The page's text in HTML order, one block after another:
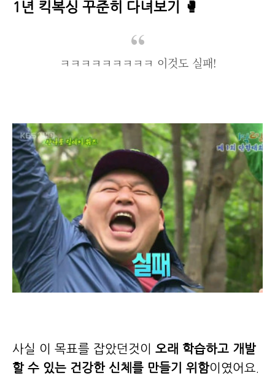
1년 킥복싱 꾸준히 다녀보기 🥊
ㅋㅋㅋㅋㅋㅋㅋㅋㅋ 이것도 실패!
사실 이 목표를 잡았던것이 오래 학습하고 개발
할 수 있는 건강한 신체를 만들기 위함이였어요.